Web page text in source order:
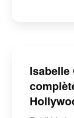
Isabelle